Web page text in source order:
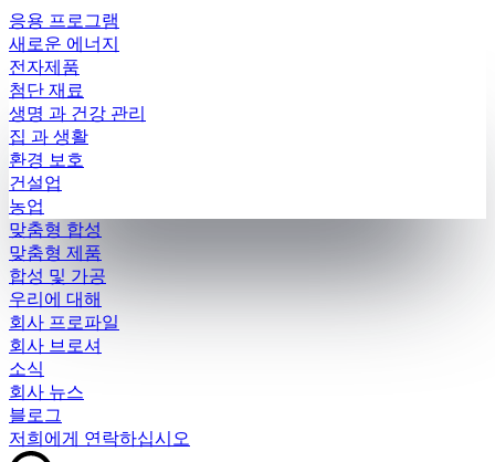
응용 프로그램
새로운 에너지
전자제품
첨단 재료
생명 과 건강 관리
집 과 생활
환경 보호
건설업
농업
맞춤형 합성
맞춤형 제품
합성 및 가공
우리에 대해
회사 프로파일
회사 브로셔
소식
회사 뉴스
블로그
저희에게 연락하십시오